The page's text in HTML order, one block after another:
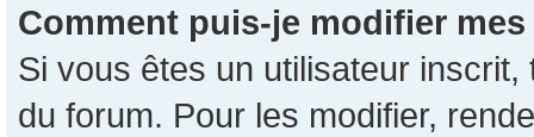
Comment puis-je modifier
Si vous êtes un utilisateur
du forum. Pour les modifier,